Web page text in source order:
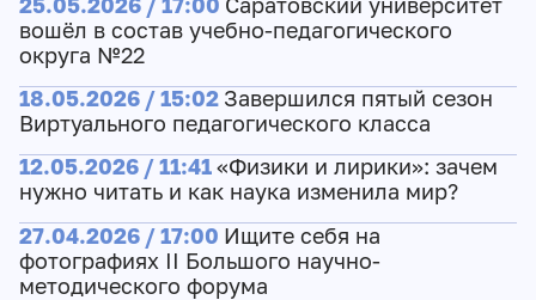
25.05.2026 / 17:00 Саратовский университет
вошёл в состав учебно-педагогического
округа №22
18.05.2026 / 15:02 Завершился пятый сезон
Виртуального педагогического класса
12.05.2026 / 11:41«Физики и лирики»: зачем
нужно читать и как наука изменила мир?
27.04.2026 / 17:00 Ищите себя на
фотографиях II Большого научно-
методического форума